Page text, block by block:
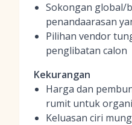
Sokongan global/
penandaarasan
Pilihan vendor
penglibatan calon
Kekurangan
Harga dan
rumit untuk
Keluasan ciri